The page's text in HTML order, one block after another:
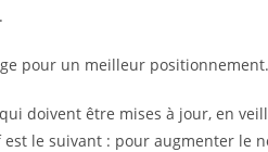
pour un meilleur positionnement.
doivent être mises à jour, en
le suivant : pour augmenter